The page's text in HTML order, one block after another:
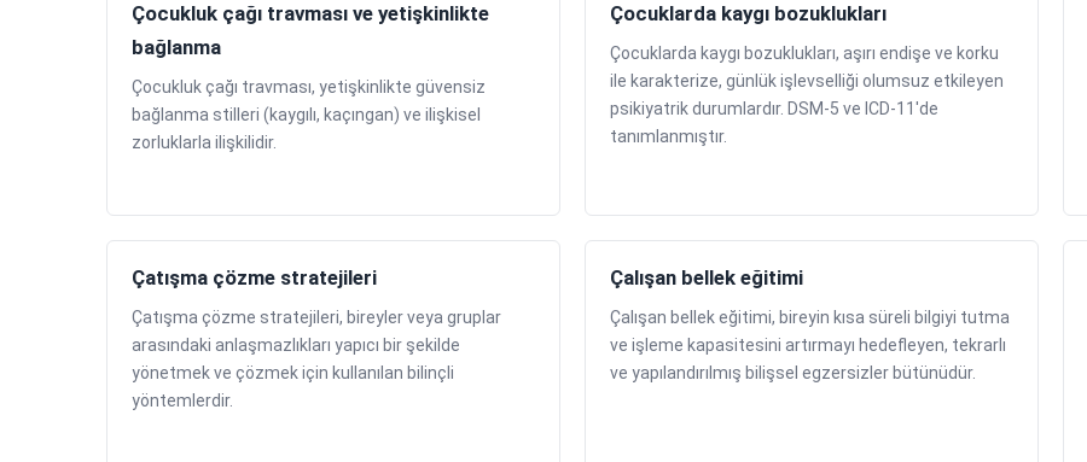
Çocukluk çağı travması ve yetişkinlikte
bağlanma
Çocukluk çağı travması, yetişkinlikte güvensiz
bağlanma stilleri (kaygılı, kaçıngan) ve ilişkisel
zorluklarla ilişkilidir.
Çocuklarda kaygı bozuklukları
Çocuklarda kaygı bozuklukları, aşırı endişe ve korku
ile karakterize, günlük işlevselliği olumsuz etkileyen
psikiyatrik durumlardır. DSM-5 ve ICD-11'de
tanımlanmıştır.
Çatışma çözme stratejileri
Çatışma çözme stratejileri, bireyler veya gruplar
arasındaki anlaşmazlıkları yapıcı bir şekilde
yönetmek ve çözmek için kullanılan bilinçli
yöntemlerdir.
Çalışan bellek eğitimi
Çalışan bellek eğitimi, bireyin kısa süreli bilgiyi tutma
ve işleme kapasitesini artırmayı hedefleyen, tekrarlı
ve yapılandırılmış bilişsel egzersizler bütünüdür.